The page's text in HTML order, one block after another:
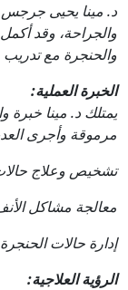
د. مينا يحيى
والجراحة، وقد
والحنجرة مع
الخبرة العملية:
يمتلك د. مينا
مرموقة وأجرى
تشخيص وعلاج
معالجة مشاكل
إدارة حالات
الرؤية العلاجية: